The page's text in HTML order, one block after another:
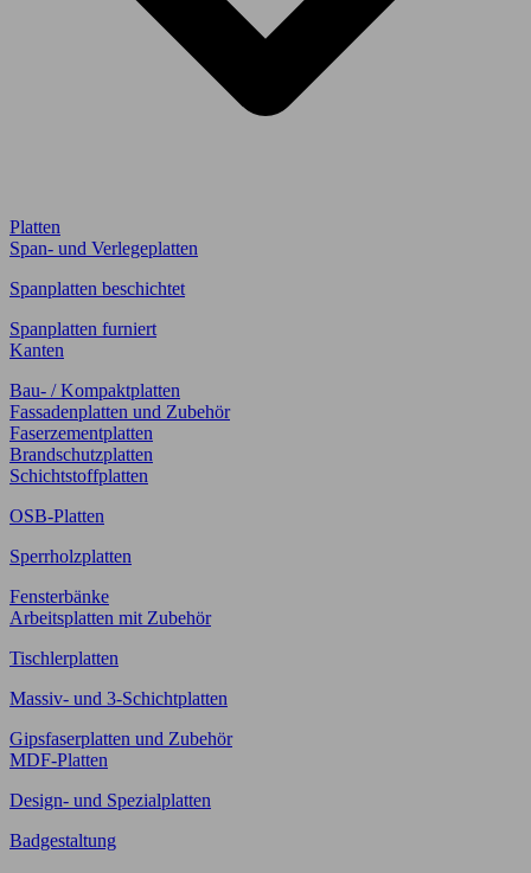
Platten
Span- und Verlegeplatten
Spanplatten beschichtet
Spanplatten furniert
Kanten
Bau- / Kompaktplatten
Fassadenplatten und Zubehör
Faserzementplatten
Brandschutzplatten
Schichtstoffplatten
OSB-Platten
Sperrholzplatten
Fensterbänke
Arbeitsplatten mit Zubehör
Tischlerplatten
Massiv- und 3-Schichtplatten
Gipsfaserplatten und Zubehör
MDF-Platten
Design- und Spezialplatten
Badgestaltung